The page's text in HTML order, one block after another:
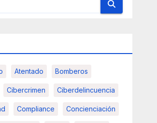
Atentado Bomberos
Cibercrimen Ciberdelincuencia
Compliance Concienciación